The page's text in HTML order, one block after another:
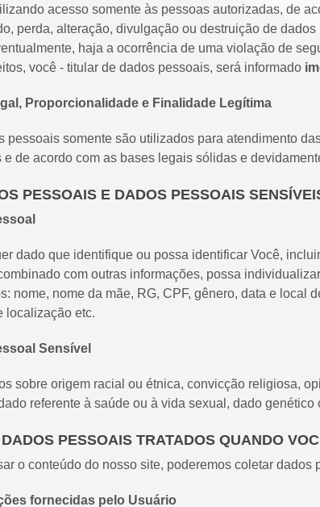
acesso somente às pessoas autorizadas, de
perda, alteração, divulgação ou destruição de
haja a ocorrência de uma violação de
você - titular de dados pessoais, será informado
Proporcionalidade e Finalidade Legítima
pessoais somente são utilizados para atendimento
e de acordo com as bases legais sólidas e
PESSOAIS E DADOS PESSOAIS
dado que identifique ou possa identificar Você,
com outras informações, possa
nome, nome da mãe, RG, CPF, gênero, data e
localização etc.
Sensível
sobre origem racial ou étnica, convicção religiosa,
referente à saúde ou à vida sexual, dado
PESSOAIS TRATADOS QUANDO
o conteúdo do nosso site, poderemos coletar dados
fornecidas pelo Usuário